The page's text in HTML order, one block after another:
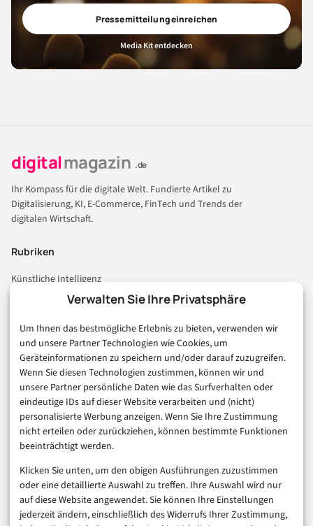
Verwalten Sie Ihre Privatsphäre
Um Ihnen das bestmögliche Erlebnis zu bieten, verwenden wir
und unsere Partner Technologien wie Cookies, um
Geräteinformationen zu speichern und/oder darauf zuzugreifen.
Wenn Sie diesen Technologien zustimmen, können wir und
unsere Partner persönliche Daten wie das Surfverhalten oder
eindeutige IDs auf dieser Website verarbeiten und (nicht)
personalisierte Werbung anzeigen. Wenn Sie Ihre Zustimmung
nicht erteilen oder zurückziehen, können bestimmte Funktionen
beeinträchtigt werden.
Klicken Sie unten, um den obigen Ausführungen zuzustimmen
oder eine detaillierte Auswahl zu treffen. Ihre Auswahl wird nur
auf diese Website angewendet. Sie können Ihre Einstellungen
jederzeit ändern, einschließlich des Widerrufs Ihrer Zustimmung,
Pressemitteilung einreichen
Media Kit entdecken
digitalmagazin .de
Ihr Kompass für die digitale Welt. Fundierte Artikel zu
Digitalisierung, KI, E-Commerce, FinTech und Trends der
digitalen Wirtschaft.
Rubriken
Künstliche Intelligenz
Technologie & IT
Consumer & Digital Life
Marketing
Finanzen & FinTech
Business & Karriere
Sicherheit & Recht
Digitalisierung
Marketing
Magazin
Unsere Redaktion
Werbeformate & Media Kit